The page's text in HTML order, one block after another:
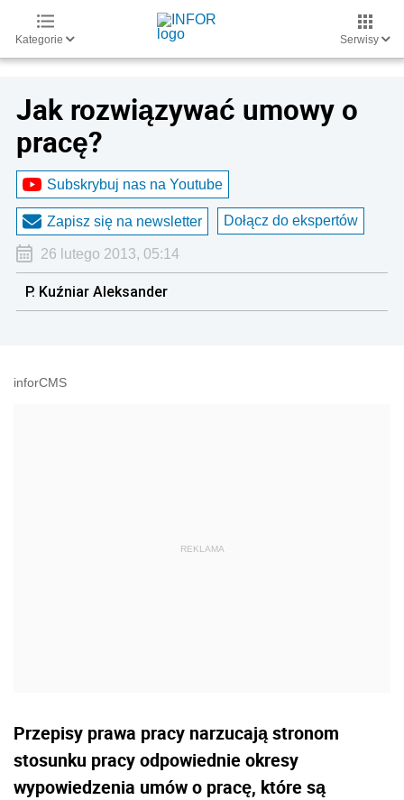
Kategorie Serwisy
Jak rozwiązywać umowy o
pracę?
Subskrybuj nas na Youtube
Zapisz się na newsletter Dołącz do ekspertów
26 lutego 2013, 05:14
P. Kuźniar Aleksander
inforCMS
Przepisy prawa pracy narzucają stronom
stosunku pracy odpowiednie okresy
wypowiedzenia umów o pracę, które są